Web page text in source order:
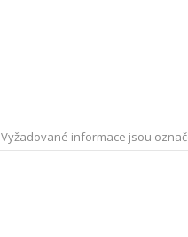
Vyžadované informace jsou